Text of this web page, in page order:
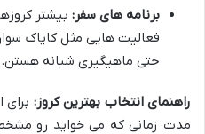
برنامه های سفر: بیشتر
فعالیت هایی مثل کایاک
حتی ماهیگیری شبانه هستن.
راهنمای انتخاب بهترین کروز: برای
مدت زمانی که می خواید رو